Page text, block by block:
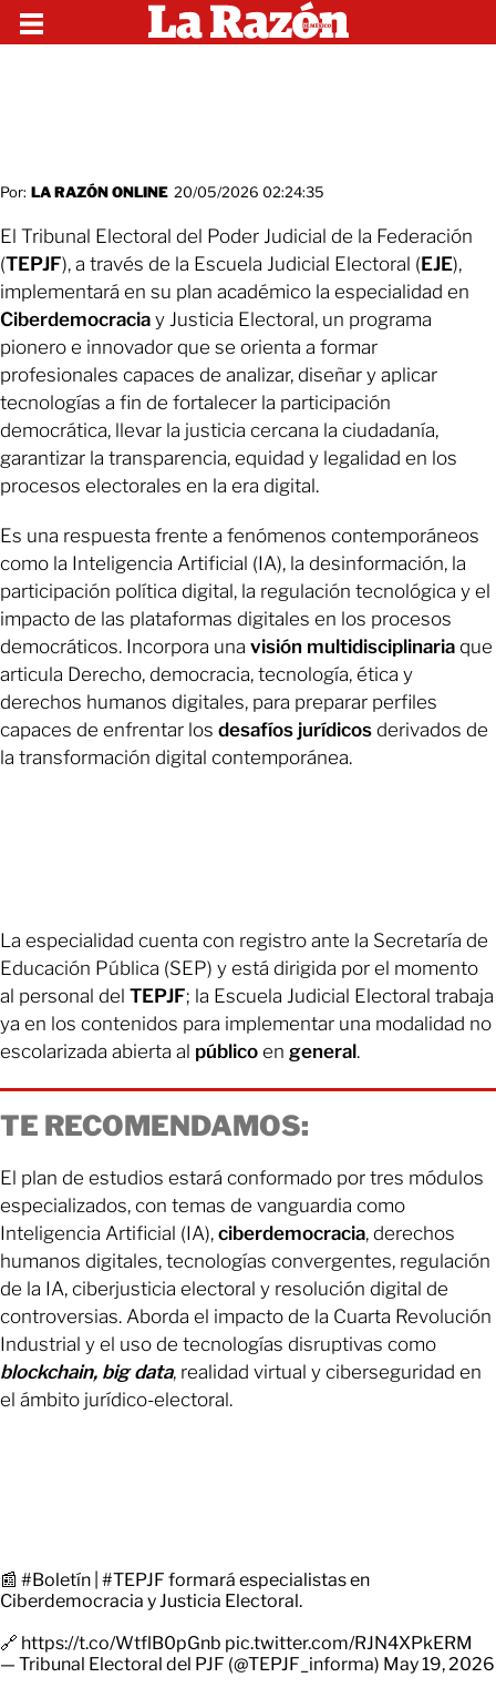
Por: LA RAZÓN ONLINE 20/05/2026 02:24:35
El Tribunal Electoral del Poder Judicial de la Federación
(TEPJF), a través de la Escuela Judicial Electoral (EJE),
implementará en su plan académico la especialidad en
Ciberdemocracia y Justicia Electoral, un programa
pionero e innovador que se orienta a formar
profesionales capaces de analizar, diseñar y aplicar
tecnologías a fin de fortalecer la participación
democrática, llevar la justicia cercana la ciudadanía,
garantizar la transparencia, equidad y legalidad en los
procesos electorales en la era digital.
Es una respuesta frente a fenómenos contemporáneos
como la Inteligencia Artificial (IA), la desinformación, la
participación política digital, la regulación tecnológica y el
impacto de las plataformas digitales en los procesos
democráticos. Incorpora una visión multidisciplinaria que
articula Derecho, democracia, tecnología, ética y
derechos humanos digitales, para preparar perfiles
capaces de enfrentar los desafíos jurídicos derivados de
la transformación digital contemporánea.
La especialidad cuenta con registro ante la Secretaría de
Educación Pública (SEP) y está dirigida por el momento
al personal del TEPJF; la Escuela Judicial Electoral trabaja
ya en los contenidos para implementar una modalidad no
escolarizada abierta al público en general.
TE RECOMENDAMOS:
El plan de estudios estará conformado por tres módulos
especializados, con temas de vanguardia como
Inteligencia Artificial (IA), ciberdemocracia, derechos
humanos digitales, tecnologías convergentes, regulación
de la IA, ciberjusticia electoral y resolución digital de
controversias. Aborda el impacto de la Cuarta Revolución
Industrial y el uso de tecnologías disruptivas como
blockchain, big data, realidad virtual y ciberseguridad en
el ámbito jurídico-electoral.
📰 #Boletín #TEPJF formará especialistas en
Ciberdemocracia y Justicia Electoral.
🔗 https://t.co/WtflB0pGnb pic.twitter.com/RJN4XPkERM
— Tribunal Electoral del PJF (@TEPJF_informa) May 19, 2026